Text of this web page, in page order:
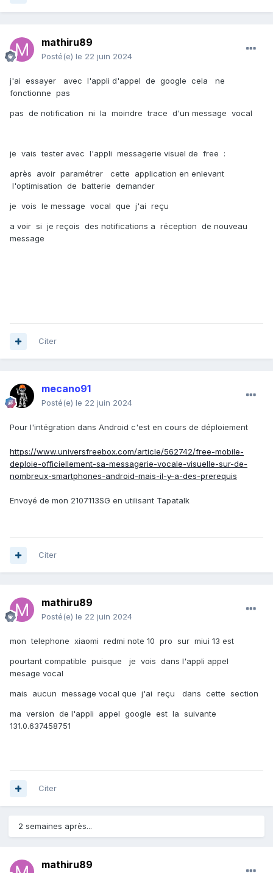
mathiru89
Posté(e) le 22 juin 2024
j'ai essayer avec l'appli d'appel de google cela ne
fonctionne pas
pas de notification ni la moindre trace d'un message vocal
je vais tester avec l'appli messagerie visuel de free :
après avoir paramétrer cette application en enlevant
l'optimisation de batterie demander
je vois le message vocal que j'ai reçu
a voir si je reçois des notifications a réception de nouveau
message
Citer
mecano91
Posté(e) le 22 juin 2024
Pour l'intégration dans Android c'est en cours de déploiement
https://www.universfreebox.com/article/562742/free-mobile-
deploie-officiellement-sa-messagerie-vocale-visuelle-sur-de-
nombreux-smartphones-android-mais-il-y-a-des-prerequis
Envoyé de mon 2107113SG en utilisant Tapatalk
Citer
mathiru89
Posté(e) le 22 juin 2024
mon telephone xiaomi redmi note 10 pro sur miui 13 est
pourtant compatible puisque je vois dans l'appli appel
mesage vocal
mais aucun message vocal que j'ai reçu dans cette section
ma version de l'appli appel google est la suivante
131.0.637458751
Citer
2 semaines après...
mathiru89